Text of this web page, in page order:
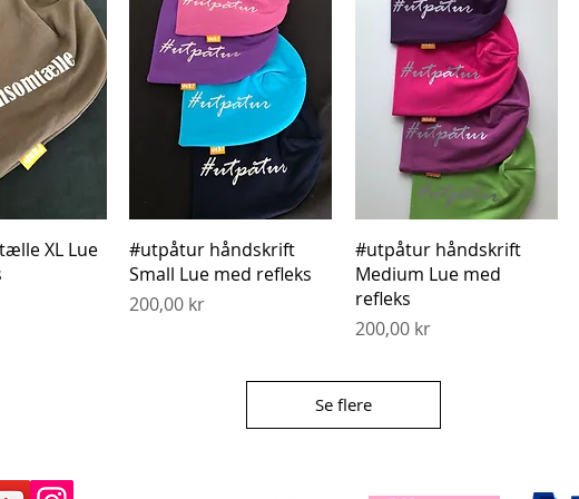
XL Lue
Hurtigvisning
#utpåtur håndskrift
Small Lue med refleks
Pris
200,00 kr
Hurtigvisning
#utpåtur håndskrift
Medium Lue med
refleks
Pris
200,00 kr
Se flere